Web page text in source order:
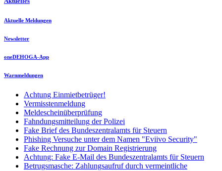
Aktuelle Meldungen
Newsletter
oneDEHOGA-App
Warnmeldungen
Achtung Einmietbetrüger!
Vermisstenmeldung
Meldescheinüberprüfung
Fahndungsmitteilung der Polizei
Fake Brief des Bundeszentralamts für Steuern
Phishing Versuche unter dem Namen "Eviivo Security"
Fake Rechnung zur Domain Registrierung
Achtung: Fake E-Mail des Bundeszentralamts für Steuern
Betrugsmasche: Zahlungsaufruf durch vermeintliche